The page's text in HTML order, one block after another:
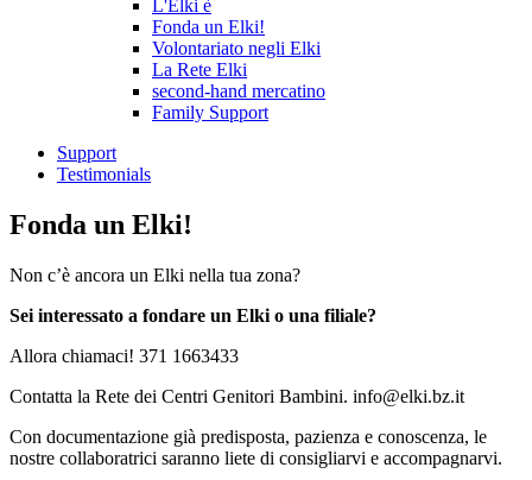
L'Elki è
Fonda un Elki!
Volontariato negli Elki
La Rete Elki
second-hand mercatino
Family Support
Support
Testimonials
Fonda un Elki!
Non c’è ancora un Elki nella tua zona?
Sei interessato a fondare un Elki o una filiale?
Allora chiamaci! 371 1663433
Contatta la Rete dei Centri Genitori Bambini. info@elki.bz.it
Con documentazione già predisposta, pazienza e conoscenza, le
nostre collaboratrici saranno liete di consigliarvi e accompagnarvi.